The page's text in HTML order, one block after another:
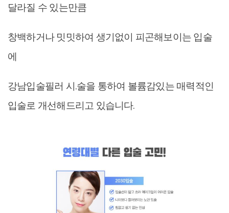
달라질 수 있는만큼
창백하거나 밋밋하여 생기없이 피곤해보이는 입술
에
강남입술필러 시.술을 통하여 볼륨감있는 매력적인
입술로 개선해드리고 있습니다.